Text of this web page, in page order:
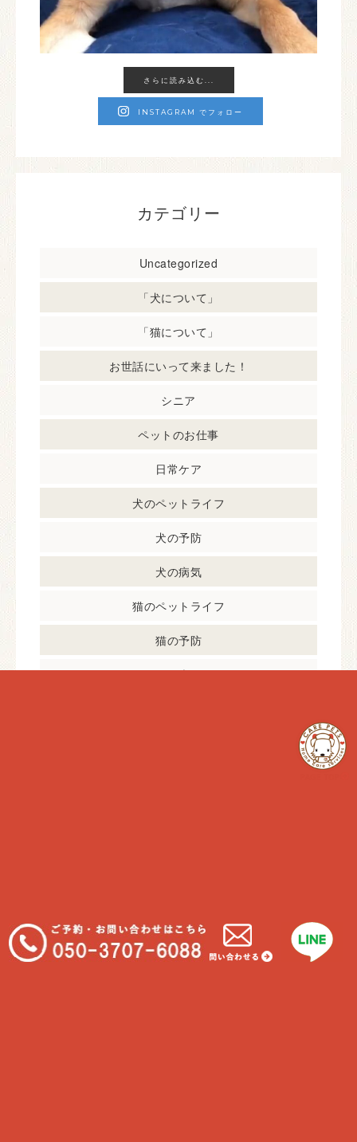
さらに読み込む...
INSTAGRAM でフォロー
カテゴリー
Uncategorized
「犬について」
「猫について」
お世話にいって来ました！
シニア
ペットのお仕事
日常ケア
犬のペットライフ
犬の予防
犬の病気
猫のペットライフ
猫の予防
猫の病気
大型犬に多い病気といえば…
フィラリアについて知ろう！